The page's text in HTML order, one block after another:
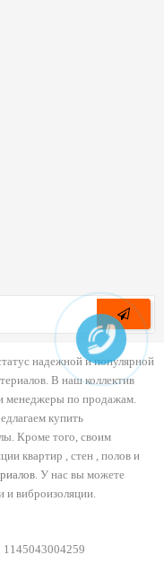
надежной и популярной
В наш коллектив
менеджеры по продажам.
купить
Кроме того, своим
квартир , стен , полов и
. У нас вы можете
и виброизоляции.
1145043004259